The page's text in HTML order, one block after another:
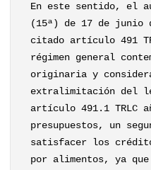
En este sentido, el
(15ª) de 17 de junio
citado artículo 491
régimen general
originaria y
extralimitación del
artículo 491.1 TRLC
presupuestos, un
satisfacer los
por alimentos, ya